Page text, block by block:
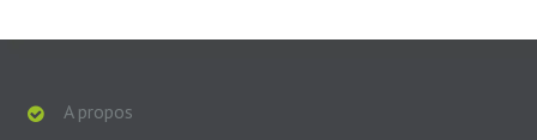
A propos